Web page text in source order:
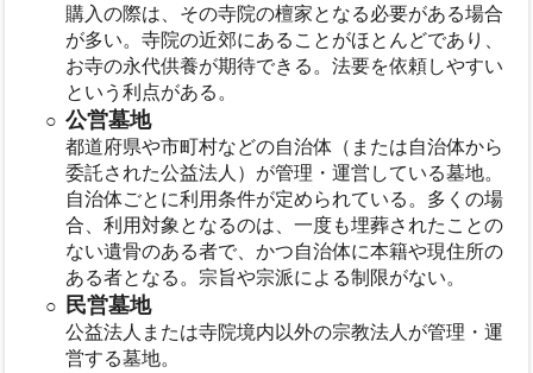
購入の際は、その寺院の檀家となる必要がある場合
が多い。寺院の近郊にあることがほとんどであり、
お寺の永代供養が期待できる。法要を依頼しやすい
という利点がある。
公営墓地
都道府県や市町村などの自治体（または自治体から
委託された公益法人）が管理・運営している墓地。
自治体ごとに利用条件が定められている。多くの場
合、利用対象となるのは、一度も埋葬されたことの
ない遺骨のある者で、かつ自治体に本籍や現住所の
ある者となる。宗旨や宗派による制限がない。
民営墓地
公益法人または寺院境内以外の宗教法人が管理・運
営する墓地。